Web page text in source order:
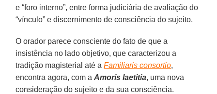
e “foro interno”, entre forma judiciária de avaliação do
“vínculo” e discernimento de consciência do sujeito.
O orador parece consciente do fato de que a
insistência no lado objetivo, que caracterizou a
tradição magisterial até aFamiliaris consortio,
encontra agora, com aAmoris laetitia, uma nova
consideração do sujeito e da sua consciência.